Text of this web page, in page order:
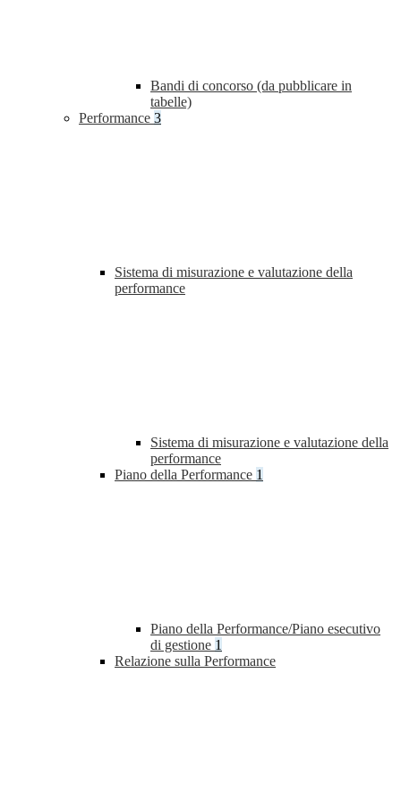
Bandi di concorso (da pubblicare in
tabelle)
Performance 3
Sistema di misurazione e valutazione della
performance
Sistema di misurazione e valutazione della
performance
Piano della Performance 1
Piano della Performance/Piano esecutivo
di gestione 1
Relazione sulla Performance